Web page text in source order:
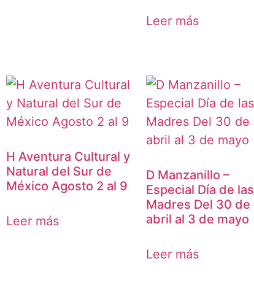
Leer más
H Aventura Cultural y
Natural del Sur de
México Agosto 2 al 9
Leer más
D Manzanillo –
Especial Día de las
Madres Del 30 de
abril al 3 de mayo
Leer más